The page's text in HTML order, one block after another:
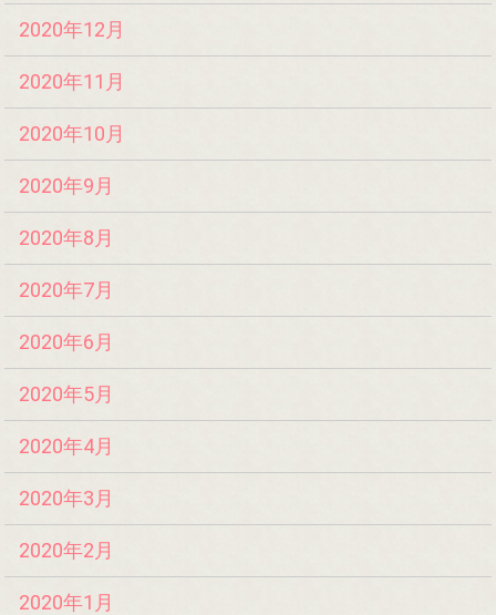
2020年12月
2020年11月
2020年10月
2020年9月
2020年8月
2020年7月
2020年6月
2020年5月
2020年4月
2020年3月
2020年2月
2020年1月